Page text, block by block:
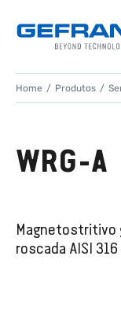
Home Produtos
WRG-A
Magnetostritivo
roscada AISI